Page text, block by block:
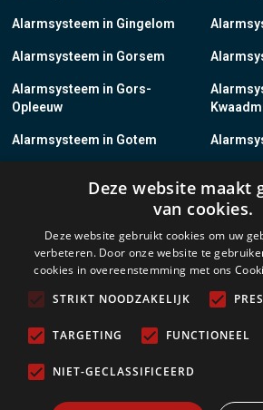
Alarmsysteem in Gingelom
Alarmsysteem in Gorsem
Alarmsysteem in Gors-
Opleeuw
Alarmsysteem in Gotem
Alarmsysteem in Grote-
Brogel
Alarmsysteem in Grote-
Spouwen
Deze website maakt
van cookies.
Deze website gebruikt cookies om uw
verbeteren. Door onze website te
cookies in overeenstemming met ons
STRIKT NOODZAKELIJK
TARGETING FUNCTIONEEL
NIET-GECLASSIFICEERD